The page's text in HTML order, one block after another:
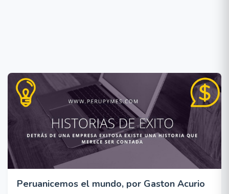
Peruanicemos el mundo, por Gaston Acurio